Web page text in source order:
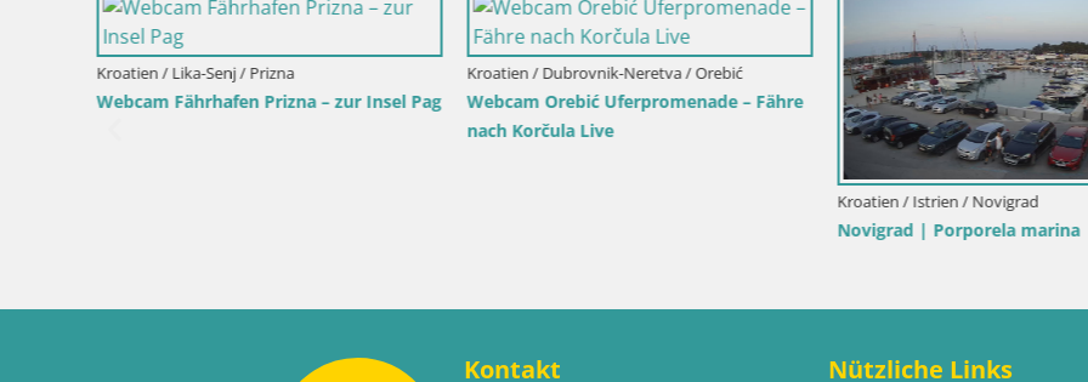
Kroatien / Lika-Senj / Prizna
Webcam Fährhafen Prizna – zur Insel Pag
Kroatien / Dubrovnik-Neretva / Orebić
Webcam Orebić Uferpromenade – Fähre
nach Korčula Live
Kroatien / Istrien / Novigrad
Novigrad | Porporela marina
Kontakt Nützliche Links